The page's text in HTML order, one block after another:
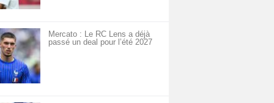
Mercato : Le RC Lens a déjà
passé un deal pour l’été 2027